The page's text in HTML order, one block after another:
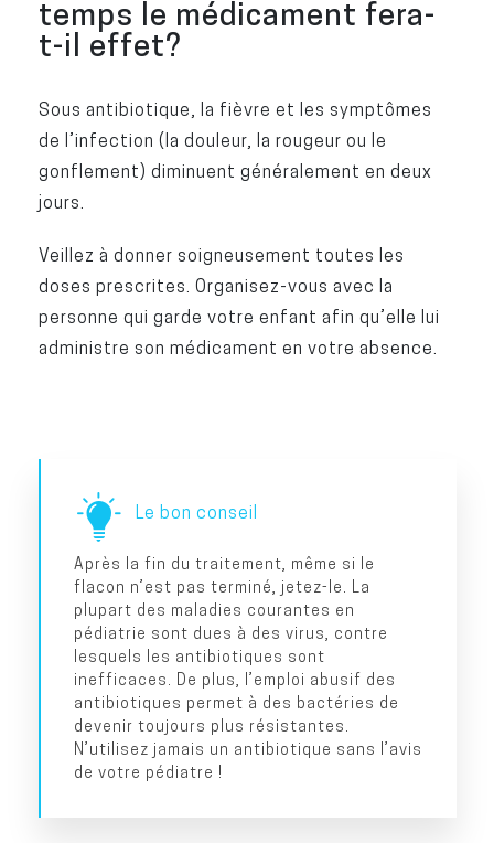
temps le médicament fera-
t-il effet?
Sous antibiotique, la fièvre et les symptômes
de l’infection (la douleur, la rougeur ou le
gonflement) diminuent généralement en deux
jours.
Veillez à donner soigneusement toutes les
doses prescrites. Organisez-vous avec la
personne qui garde votre enfant afin qu’elle lui
administre son médicament en votre absence.
Le bon conseil
Après la fin du traitement, même si le
flacon n’est pas terminé, jetez-le. La
plupart des maladies courantes en
pédiatrie sont dues à des virus, contre
lesquels les antibiotiques sont
inefficaces. De plus, l’emploi abusif des
antibiotiques permet à des bactéries de
devenir toujours plus résistantes.
N’utilisez jamais un antibiotique sans l’avis
de votre pédiatre !